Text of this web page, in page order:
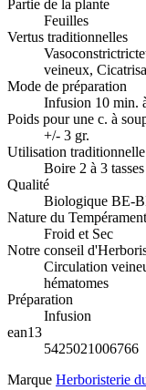
Partie de la plante
Feuilles
Vertus traditionnelles
veineux,
Mode de préparation
Infusion 10 min.
Poids pour une c. à
+/- 3 gr.
Utilisation traditionnelle
Boire 2 à 3
Qualité
Biologique BE-
Nature du
Froid et Sec
Notre conseil
Circulation
hématomes
Préparation
Infusion
ean13
5425021006766
Marque Herboristerie